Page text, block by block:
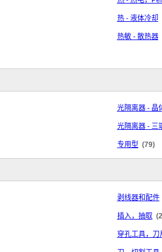
热 - 液体冷却
热敏 - 散热器
光隔离器 - 晶
光隔离器 - 三
专用型 (79)
剥线器和配件
插入，抽取
穿孔工具，刀